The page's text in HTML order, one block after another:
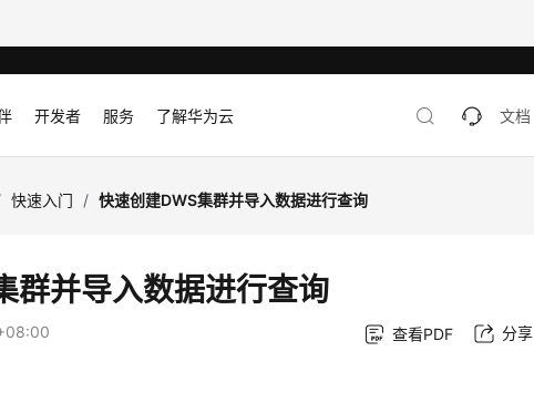
开发者 服务 了解华为云 文档
快速入门 / 快速创建DWS集群并导入数据进行查询
群并导入数据进行查询
查看PDF 分享